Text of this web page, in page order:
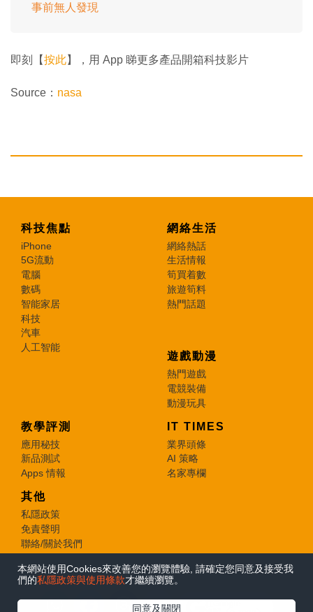
本網站使用Cookies來改善您的瀏覽體驗, 請確定您同意及接受我
們的私隱政策與使用條款才繼續瀏覽。
同意及關閉
事前無人發現
即刻【按此】，用 App 睇更多產品開箱科技影片
Source： nasa
科技焦點
iPhone
5G流動
電腦
數碼
智能家居
科技
汽車
人工智能
網絡生活
網絡熱話
生活情報
筍買着數
旅遊筍料
熱門話題
遊戲動漫
熱門遊戲
電競裝備
動漫玩具
教學評測
應用秘技
新品測試
Apps 情報
IT TIMES
業界頭條
AI 策略
名家專欄
其他
私隱政策
免責聲明
聯絡/關於我們
© 2026 e-zone. All Rights Reserved.